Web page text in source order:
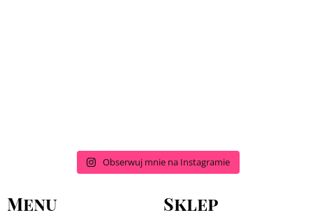
Obserwuj mnie na Instagramie
Menu Sklep